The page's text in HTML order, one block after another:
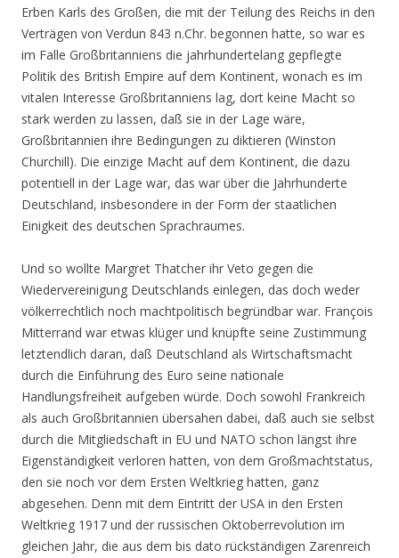
Erben Karls des Großen, die mit der Teilung des Reichs in den
Verträgen von Verdun 843 n.Chr. begonnen hatte, so war es
im Falle Großbritanniens die jahrhundertelang gepflegte
Politik des British Empire auf dem Kontinent, wonach es im
vitalen Interesse Großbritanniens lag, dort keine Macht so
stark werden zu lassen, daß sie in der Lage wäre,
Großbritannien ihre Bedingungen zu diktieren (Winston
Churchill). Die einzige Macht auf dem Kontinent, die dazu
potentiell in der Lage war, das war über die Jahrhunderte
Deutschland, insbesondere in der Form der staatlichen
Einigkeit des deutschen Sprachraumes.
Und so wollte Margret Thatcher ihr Veto gegen die
Wiedervereinigung Deutschlands einlegen, das doch weder
völkerrechtlich noch machtpolitisch begründbar war. François
Mitterrand war etwas klüger und knüpfte seine Zustimmung
letztendlich daran, daß Deutschland als Wirtschaftsmacht
durch die Einführung des Euro seine nationale
Handlungsfreiheit aufgeben würde. Doch sowohl Frankreich
als auch Großbritannien übersahen dabei, daß auch sie selbst
durch die Mitgliedschaft in EU und NATO schon längst ihre
Eigenständigkeit verloren hatten, von dem Großmachtstatus,
den sie noch vor dem Ersten Weltkrieg hatten, ganz
abgesehen. Denn mit dem Eintritt der USA in den Ersten
Weltkrieg 1917 und der russischen Oktoberrevolution im
gleichen Jahr, die aus dem bis dato rückständigen Zarenreich